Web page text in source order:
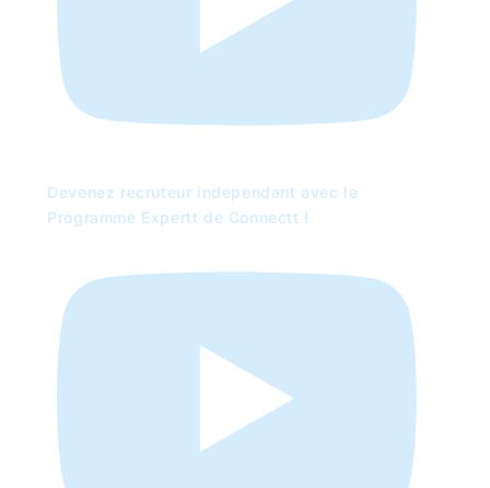
Devenez recruteur indépendant avec le
Programme Expertt de Connectt !